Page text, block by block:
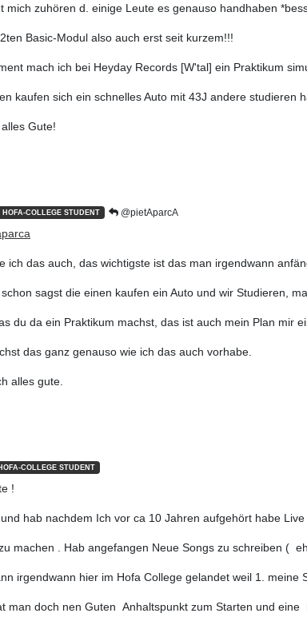
mich zuhören d. einige Leute es genauso handhaben
Basic-Modul also auch erst seit kurzem!!!
mach ich bei Heyday Records [W'tal] ein Praktikum
kaufen sich ein schnelles Auto mit 43J andere studieren
Gute!
HOFA-COLLEGE STUDENT @pietAparcA
ich das auch, das wichtigste ist das man irgendwann
sagst die einen kaufen ein Auto und wir Studieren,
du da ein Praktikum machst, das ist auch mein Plan mir
das ganz genauso wie ich das auch vorhabe.
alles gute.
HOFA-COLLEGE STUDENT
!
hab nachdem Ich vor ca 10 Jahren aufgehört habe
machen . Hab angefangen Neue Songs zu schreiben (
irgendwann hier im Hofa College gelandet weil 1. meine
man doch nen Guten Anhaltspunkt zum Starten und eine